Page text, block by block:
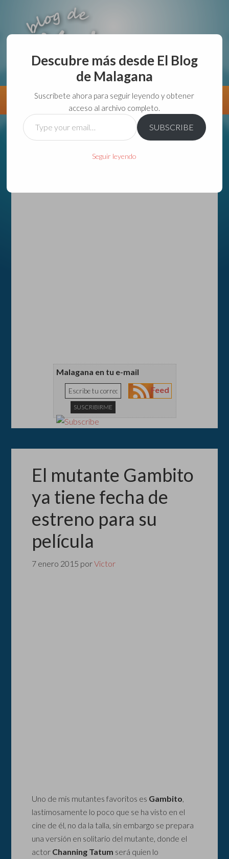
aunque lo haga de malas lo hago....
Información Directorio VivirGuadalajara
Malagana en tu e-mail
Feed
El mutante Gambito
ya tiene fecha de
estreno para su
película
7 enero 2015 porVictor
Uno de mis mutantes favoritos es Gambito,
lastimosamente lo poco que se ha visto en el
cine de él, no da la talla, sin embargo se prepara
una versión en solitario del mutante, donde el
actor Channing Tatum será quien lo
Descubre más desde El Blog
de Malagana
Suscríbete ahora para seguir leyendo y obtener
acceso al archivo completo.
Type
your
SUBSCRIBE
Seguir leyendo